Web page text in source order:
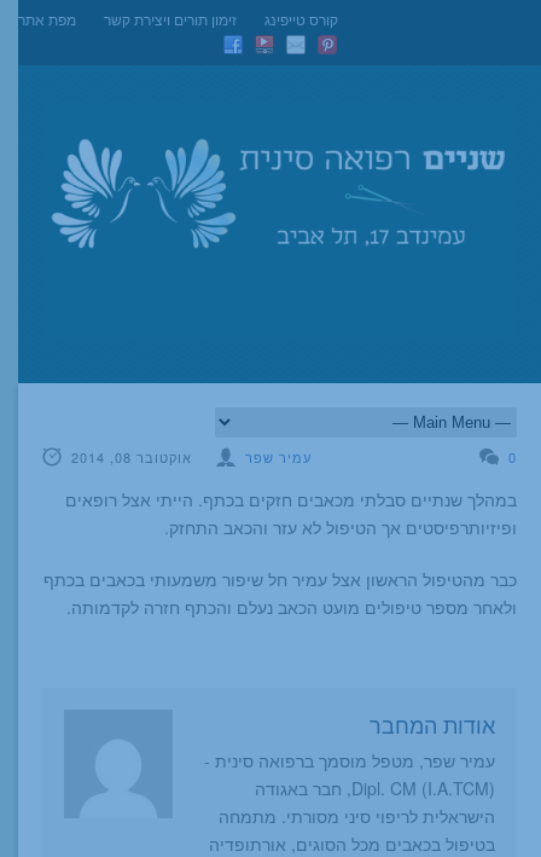
מפת אתר זימון תורים ויצירת קשר קורס טייפינג
אוקטובר 08, 2014 עמיר שפר 0
במהלך שנתיים סבלתי מכאבים חזקים בכתף. הייתי אצל רופאים
ופיזיותרפיסטים אך הטיפול לא עזר והכאב התחזק.
כבר מהטיפול הראשון אצל עמיר חל שיפור משמעותי בכאבים בכתף
ולאחר מספר טיפולים מועט הכאב נעלם והכתף חזרה לקדמותה.
אודות המחבר
עמיר שפר, מטפל מוסמך ברפואה סינית -
Dipl. CM (I.A.TCM), חבר באגודה
הישראלית לריפוי סיני מסורתי. מתמחה
בטיפול בכאבים מכל הסוגים, אורתופדיה